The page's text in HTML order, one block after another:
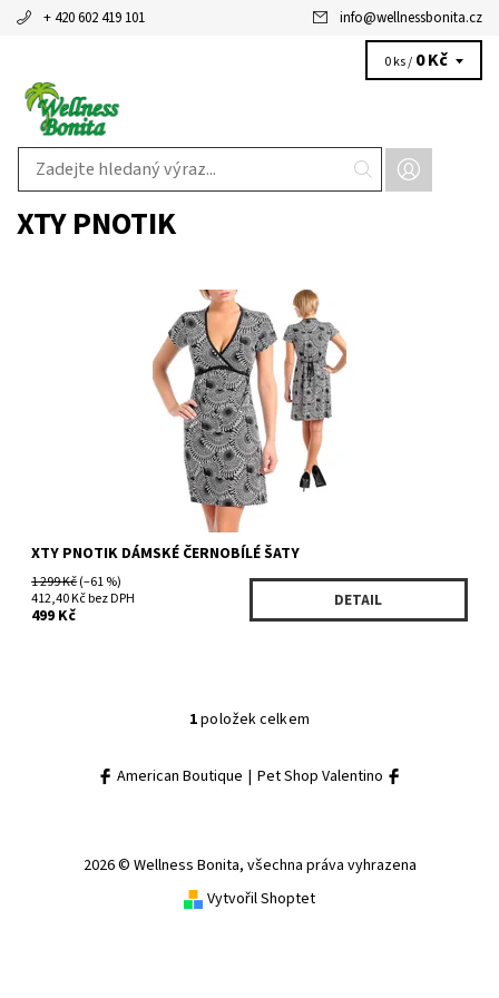
+ 420 602 419 101 info@wellnessbonita.cz
0 ks / 0 Kč
XTY PNOTIK
Skladem 2 ks
FT3DM950
XTY PNOTIK
XTY PNOTIK DÁMSKÉ ČERNOBÍLÉ ŠATY
1 299 Kč(–61 %)
412,40 Kč bez DPH
499 Kč
DETAIL
1položek celkem
American Boutique | Pet Shop Valentino
2026 © Wellness Bonita, všechna práva vyhrazena
Vytvořil Shoptet